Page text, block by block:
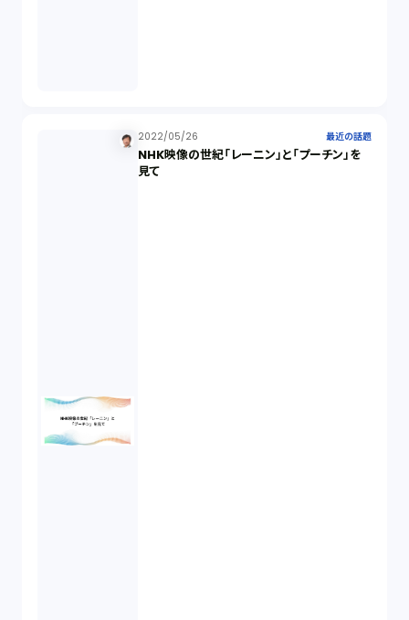
2022/05/26 最近の話題
NHK映像の世紀「レーニン」と「プーチン」を
見て